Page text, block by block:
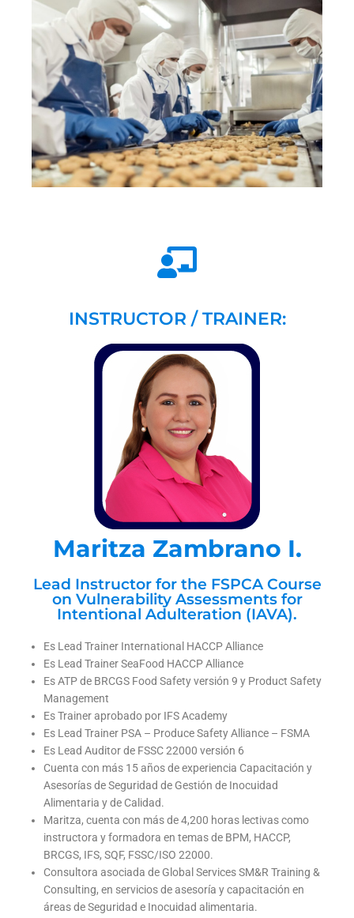
INSTRUCTOR / TRAINER:
Maritza Zambrano I.
Lead Instructor for the FSPCA Course
on Vulnerability Assessments for
Intentional Adulteration (IAVA).
Es Lead Trainer International HACCP Alliance
Es Lead Trainer SeaFood HACCP Alliance
Es ATP de BRCGS Food Safety versión 9 y Product Safety
Management
Es Trainer aprobado por IFS Academy
Es Lead Trainer PSA – Produce Safety Alliance – FSMA
Es Lead Auditor de FSSC 22000 versión 6
Cuenta con más 15 años de experiencia Capacitación y
Asesorías de Seguridad de Gestión de Inocuidad
Alimentaria y de Calidad.
Maritza, cuenta con más de 4,200 horas lectivas como
instructora y formadora en temas de BPM, HACCP,
BRCGS, IFS, SQF, FSSC/ISO 22000.
Consultora asociada de Global Services SM&R Training &
Consulting, en servicios de asesoría y capacitación en
áreas de Seguridad e Inocuidad alimentaria.